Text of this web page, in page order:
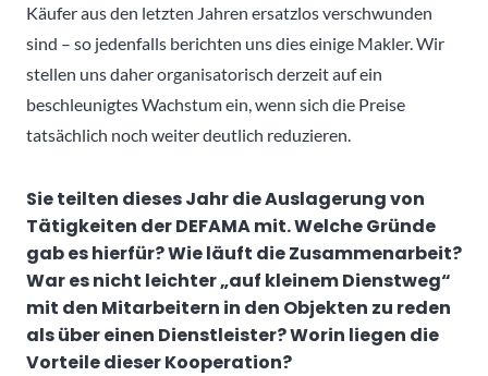
Käufer aus den letzten Jahren ersatzlos verschwunden
sind – so jedenfalls berichten uns dies einige Makler. Wir
stellen uns daher organisatorisch derzeit auf ein
beschleunigtes Wachstum ein, wenn sich die Preise
tatsächlich noch weiter deutlich reduzieren.
Sie teilten dieses Jahr die Auslagerung von
Tätigkeiten der DEFAMA mit. Welche Gründe
gab es hierfür? Wie läuft die Zusammenarbeit?
War es nicht leichter „auf kleinem Dienstweg“
mit den Mitarbeitern in den Objekten zu reden
als über einen Dienstleister? Worin liegen die
Vorteile dieser Kooperation?